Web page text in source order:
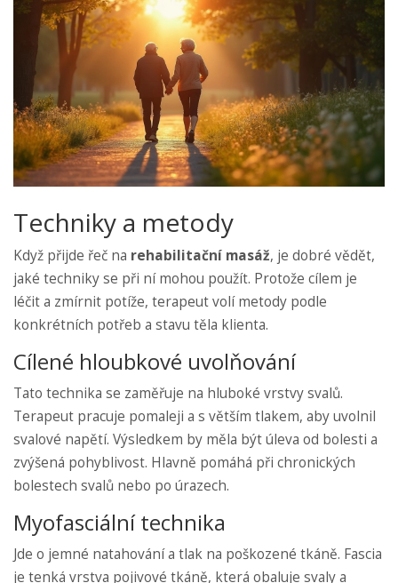
Techniky a metody
Když přijde řeč na rehabilitační masáž, je dobré vědět,
jaké techniky se při ní mohou použít. Protože cílem je
léčit a zmírnit potíže, terapeut volí metody podle
konkrétních potřeb a stavu těla klienta.
Cílené hloubkové uvolňování
Tato technika se zaměřuje na hluboké vrstvy svalů.
Terapeut pracuje pomaleji a s větším tlakem, aby uvolnil
svalové napětí. Výsledkem by měla být úleva od bolesti a
zvýšená pohyblivost. Hlavně pomáhá při chronických
bolestech svalů nebo po úrazech.
Myofasciální technika
Jde o jemné natahování a tlak na poškozené tkáně. Fascia
je tenká vrstva pojivové tkáně, která obaluje svaly a